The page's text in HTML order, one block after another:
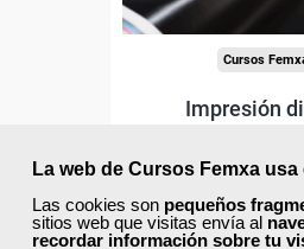
La web de Cursos Femxa
Las cookies son pequeños
sitios web que visitas envía al
recordar información sobre tu
Cursos
Impresión
Curso
30 horas